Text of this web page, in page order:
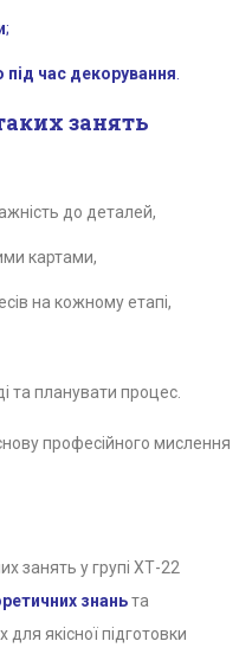
;
час декорування
занять
до деталей,
картами,
на кожному етапі,
та планувати процес.
професійного мислення
занять у групі ХТ-22
знаньта
для якісної підготовки